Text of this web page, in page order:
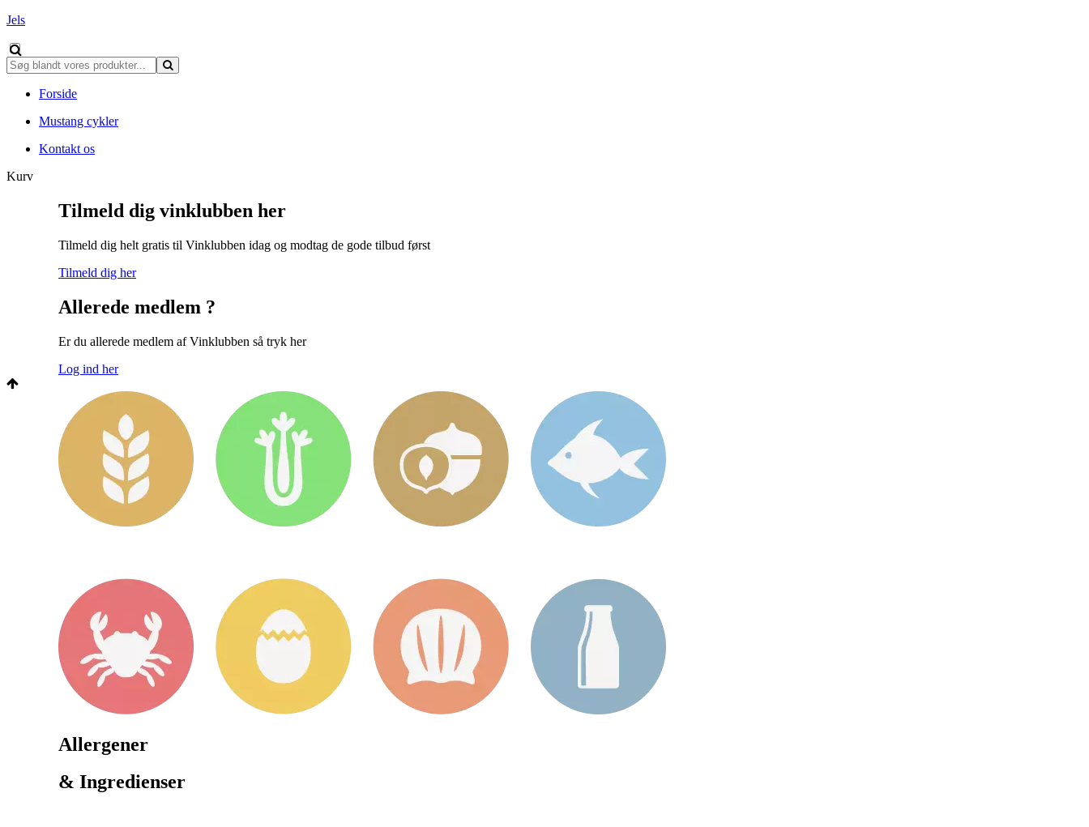
Jels
Forside
Mustang cykler
Kontakt os
Kurv
Tilmeld dig vinklubben her
Tilmeld dig helt gratis til Vinklubben idag og modtag de gode tilbud først
Tilmeld dig her
Allerede medlem ?
Er du allerede medlem af Vinklubben så tryk her
Log ind her
Allergener
& Ingredienser